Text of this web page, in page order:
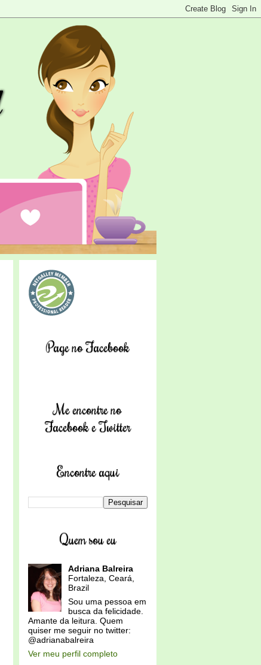
Page no Facebook
Me encontre no
Facebook e Twitter
Encontre aqui
Quem sou eu
Adriana Balreira
Fortaleza, Ceará,
Brazil
Sou uma pessoa em
busca da felicidade.
Amante da leitura. Quem
quiser me seguir no twitter:
@adrianabalreira
Ver meu perfil completo